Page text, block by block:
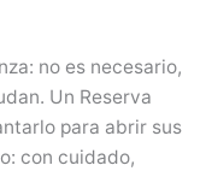
no es necesario,
Un Reserva
para abrir sus
con cuidado,